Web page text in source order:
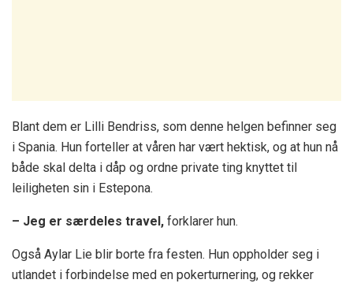
Blant dem er Lilli Bendriss, som denne helgen befinner seg
i Spania. Hun forteller at våren har vært hektisk, og at hun nå
både skal delta i dåp og ordne private ting knyttet til
leiligheten sin i Estepona.
– Jeg er særdeles travel, forklarer hun.
Også Aylar Lie blir borte fra festen. Hun oppholder seg i
utlandet i forbindelse med en pokerturnering, og rekker